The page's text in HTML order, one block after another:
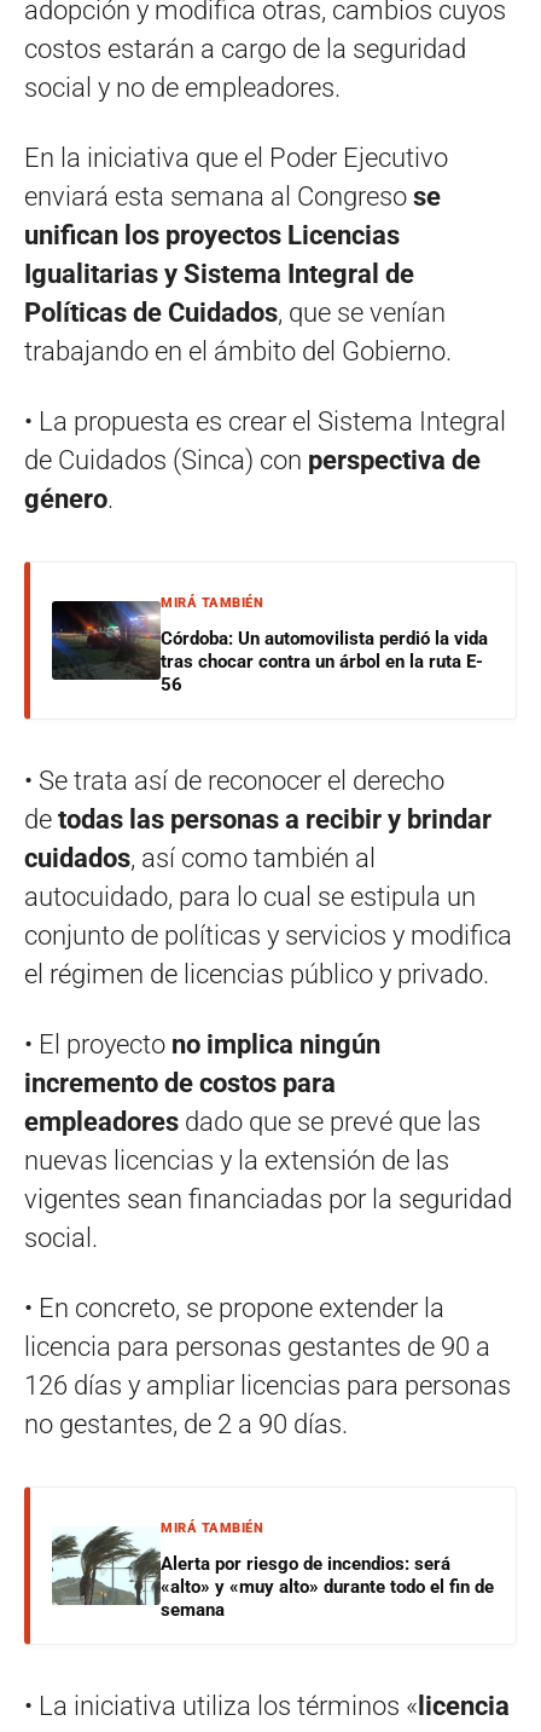
adopción y modifica otras, cambios cuyos
costos estarán a cargo de la seguridad
social y no de empleadores.
En la iniciativa que el Poder Ejecutivo
enviará esta semana al Congreso se
unifican los proyectos Licencias
Igualitarias y Sistema Integral de
Políticas de Cuidados, que se venían
trabajando en el ámbito del Gobierno.
• La propuesta es crear el Sistema Integral
de Cuidados (Sinca) con perspectiva de
género.
MIRÁ TAMBIÉN
Córdoba: Un automovilista perdió la vida
tras chocar contra un árbol en la ruta E-
56
• Se trata así de reconocer el derecho
de todas las personas a recibir y brindar
cuidados, así como también al
autocuidado, para lo cual se estipula un
conjunto de políticas y servicios y modifica
el régimen de licencias público y privado.
• El proyecto no implica ningún
incremento de costos para
empleadores dado que se prevé que las
nuevas licencias y la extensión de las
vigentes sean financiadas por la seguridad
social.
• En concreto, se propone extender la
licencia para personas gestantes de 90 a
126 días y ampliar licencias para personas
no gestantes, de 2 a 90 días.
MIRÁ TAMBIÉN
Alerta por riesgo de incendios: será
«alto» y «muy alto» durante todo el fin de
semana
• La iniciativa utiliza los términos « licencia